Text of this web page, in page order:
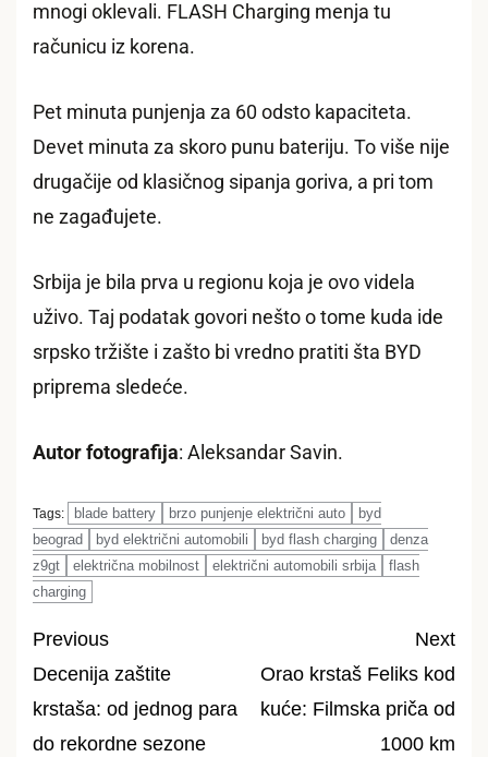
mnogi oklevali. FLASH Charging menja tu
računicu iz korena.
Pet minuta punjenja za 60 odsto kapaciteta.
Devet minuta za skoro punu bateriju. To više nije
drugačije od klasičnog sipanja goriva, a pri tom
ne zagađujete.
Srbija je bila prva u regionu koja je ovo videla
uživo. Taj podatak govori nešto o tome kuda ide
srpsko tržište i zašto bi vredno pratiti šta BYD
priprema sledeće.
Autor fotografija: Aleksandar Savin.
Tags: blade battery brzo punjenje električni auto
byd
beograd
byd električni automobili byd flash charging
denza
z9gt
električna mobilnost električni automobili srbija
flash
charging
Post
navigation
Previous
Decenija zaštite
krstaša: od jednog para
do rekordne sezone
Next
Orao krstaš Feliks kod
kuće: Filmska priča od
1000 km